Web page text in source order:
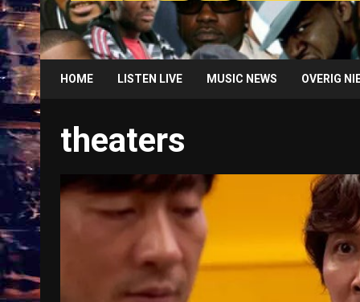
HOME LISTEN LIVE MUSIC NEWS OVERIG
theaters
Treinkaartjes worden duurder,
abonnementen verdwijnen